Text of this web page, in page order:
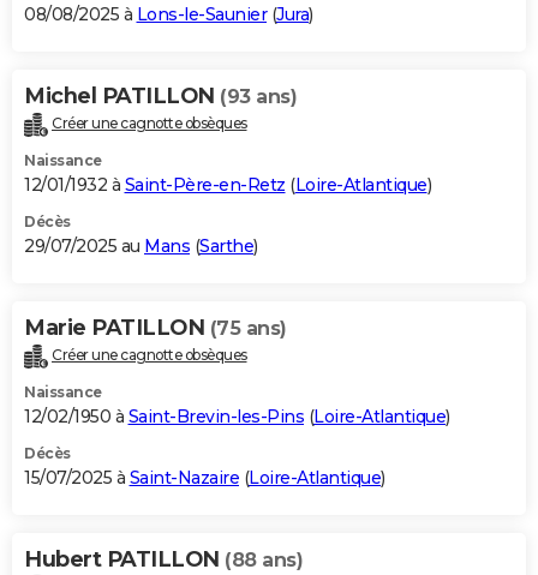
S'inscrire
Se connecter
Lycées
Collèges
Primaires
Universités
Entreprises
Service militaire
Avis de recherche
AVIS DE DÉCÈS
Bricolage
Lifestyle
Culture
Sport
Auto
Television
Voyage
Cinema
08/08/2025 à Lons-le-Saunier(Jura)
Michel PATILLON (93 ans)
Créer une cagnotte obsèques
Naissance
12/01/1932 à Saint-Père-en-Retz (Loire-Atlantique)
Décès
29/07/2025 au Mans (Sarthe)
Marie PATILLON (75 ans)
Créer une cagnotte obsèques
Naissance
12/02/1950 à Saint-Brevin-les-Pins (Loire-Atlantique)
Décès
15/07/2025 à Saint-Nazaire (Loire-Atlantique)
Hubert PATILLON (88 ans)